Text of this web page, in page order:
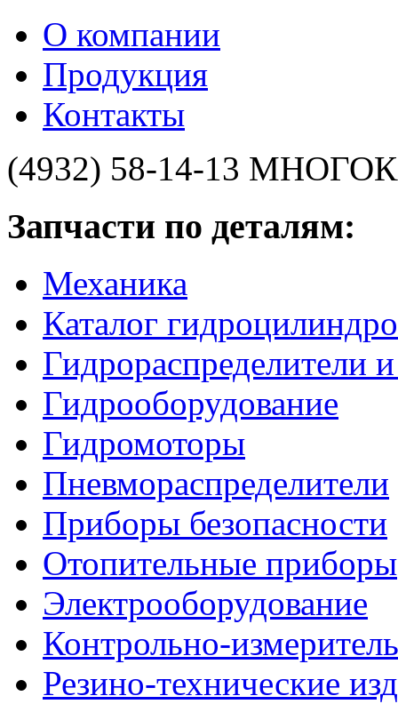
О компании
Продукция
Контакты
(4932) 58-14-13
Запчасти по деталям:
Механика
Каталог
Гидрораспределители
Гидрооборудование
Гидромоторы
Пневмораспределители
Приборы безопасности
Отопительные приборы
Электрооборудование
Контрольно-
Резино-технические